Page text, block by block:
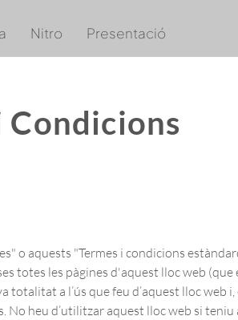
Nitro Presentació
Condicions
o aquests "Termes i condicions
totes les pàgines d'aquest lloc web (que
totalitat a l’ús que feu d’aquest lloc web
heu d’utilitzar aquest lloc web si teniu